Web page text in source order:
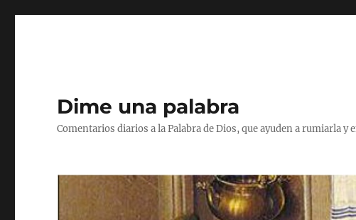
Dime una palabra
Comentarios diarios a la Palabra de Dios, que ayuden a rumiarla y